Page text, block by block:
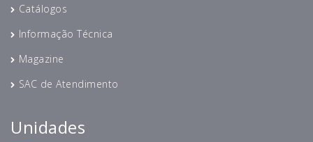
Catálogos
Informação Técnica
Magazine
SAC de Atendimento
Unidades